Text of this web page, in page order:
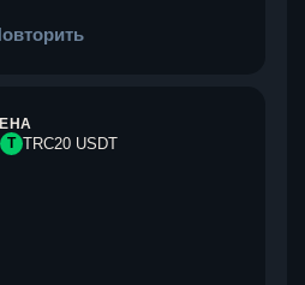
T TRC20 USDT